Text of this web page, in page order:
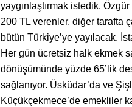
yaygınlaştırmak istedik.
200 TL verenler, diğer tarafta
bütün Türkiye’ye yayılacak.
Her gün ücretsiz halk ekmek
dönüşümünde yüzde 65’lik
sağlanıyor. Üsküdar’da ve
Küçükçekmece’de emekliler